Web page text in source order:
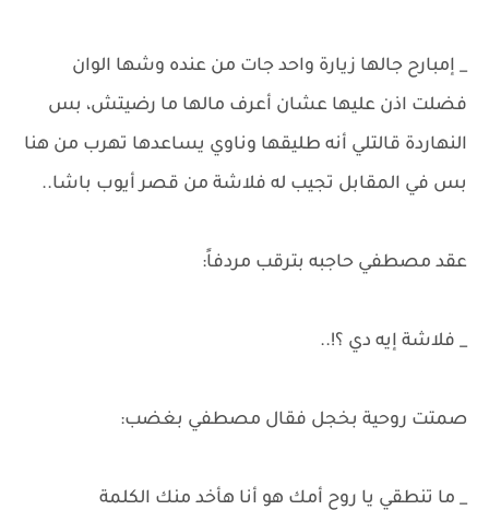
_ إمبارح جالها زيارة واحد جات من عنده وشها الوان
فضلت اذن عليها عشان أعرف مالها ما رضيتش، بس
النهاردة قالتلي أنه طليقها وناوي يساعدها تهرب من هنا
بس في المقابل تجيب له فلاشة من قصر أيوب باشا..
عقد مصطفي حاجبه بترقب مردفاً:
_ فلاشة إيه دي ؟!..
صمتت روحية بخجل فقال مصطفي بغضب:
_ ما تنطقي يا روح أمك هو أنا هأخد منك الكلمة